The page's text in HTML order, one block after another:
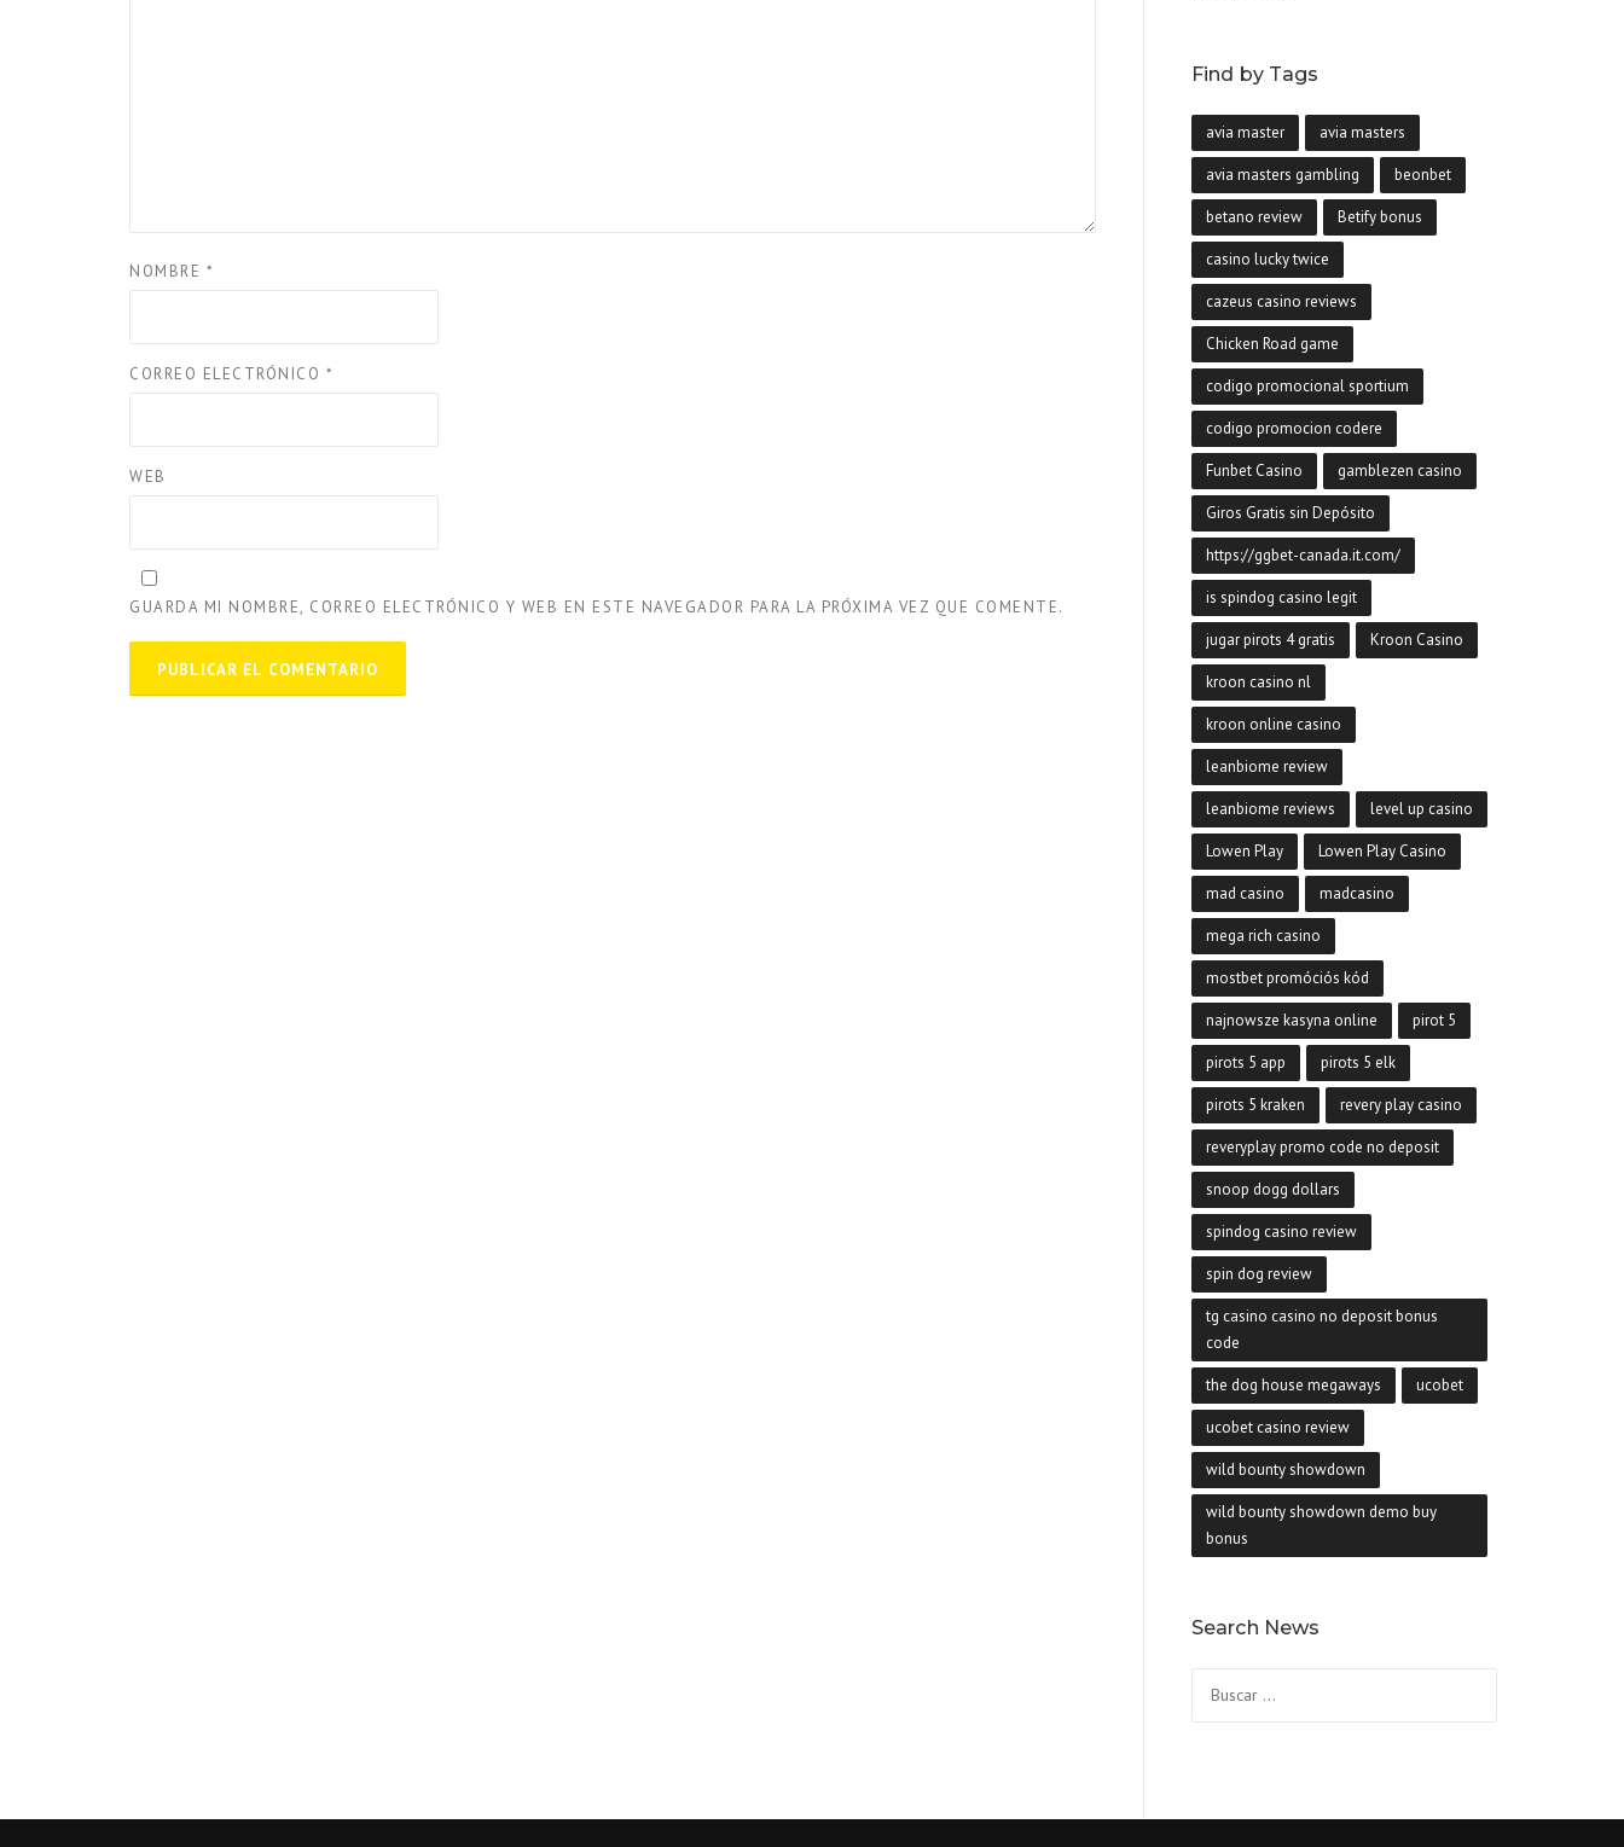
NOMBRE *
CORREO ELECTRÓNICO *
WEB
GUARDA MI NOMBRE, CORREO ELECTRÓNICO Y WEB EN ESTE NAVEGADOR PARA LA PRÓXIMA VEZ QUE COMENTE.
Find by Tags
avia master avia masters
avia masters gambling beonbet
betano review Betify bonus
casino lucky twice
cazeus casino reviews
Chicken Road game
codigo promocional sportium
codigo promocion codere
Funbet Casino gamblezen casino
Giros Gratis sin Depósito
https://ggbet-canada.it.com/
is spindog casino legit
jugar pirots 4 gratis Kroon Casino
kroon casino nl
kroon online casino
leanbiome review
leanbiome reviews level up casino
Lowen Play Lowen Play Casino
mad casino madcasino
mega rich casino
mostbet promóciós kód
najnowsze kasyna online pirot 5
pirots 5 app pirots 5 elk
pirots 5 kraken revery play casino
reveryplay promo code no deposit
snoop dogg dollars
spindog casino review
spin dog review
tg casino casino no deposit bonus
code
the dog house megaways ucobet
ucobet casino review
wild bounty showdown
wild bounty showdown demo buy
bonus
Search News